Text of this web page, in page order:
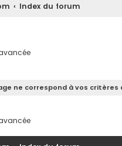
Index du forum
ne correspond à vos critères